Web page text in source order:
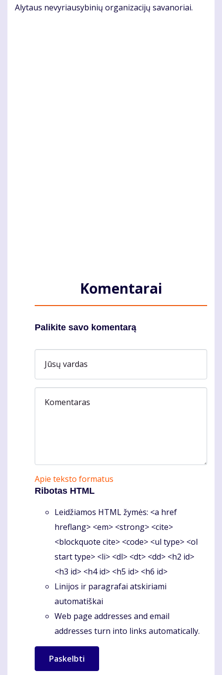
Alytaus nevyriausybinių organizacijų savanoriai.
Komentarai
Palikite savo komentarą
Jūsų vardas
Komentaras
Apie teksto formatus
Ribotas HTML
Leidžiamos HTML žymės: <a href
hreflang> <em> <strong> <cite>
<blockquote cite> <code> <ul type> <ol
start type> <li> <dl> <dt> <dd> <h2 id>
<h3 id> <h4 id> <h5 id> <h6 id>
Linijos ir paragrafai atskiriami
automatiškai
Web page addresses and email
addresses turn into links automatically.